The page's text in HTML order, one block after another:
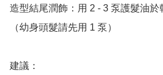
造型結尾潤飾：用 2 - 3 泵護髮油於
（幼身頭髮請先用 1 泵）
建議：